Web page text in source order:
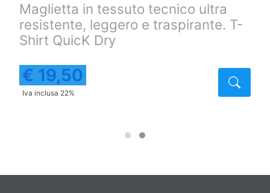
Maglietta in tessuto tecnico ultra
resistente, leggero e traspirante. T-
Shirt QuicK Dry
€ 19,50
Iva inclusa 22%